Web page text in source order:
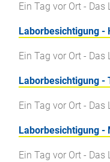
Ein Tag vor Ort -
Laborbesichtigung -
Ein Tag vor Ort -
Laborbesichtigung -
Ein Tag vor Ort -
Laborbesichtigung -
Ein Tag vor Ort -